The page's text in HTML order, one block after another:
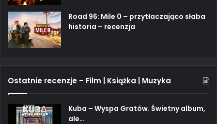
Road 96: Mile 0 – przytłaczająco słaba
historia – recenzja
Ostatnie recenzje – Film | Książka | Muzyka
Kuba – Wyspa Gratów. Świetny album,
ale…